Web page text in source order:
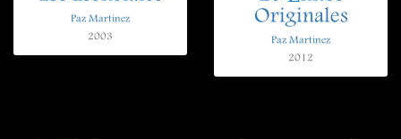
Paz Martinez
2003
Originales
Paz Martinez
2012